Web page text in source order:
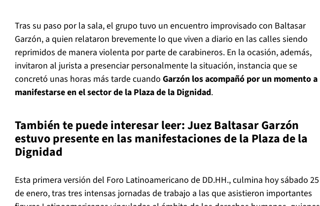
Tras su paso por la sala, el grupo tuvo un encuentro improvisado con Baltasar
Garzón, a quien relataron brevemente lo que viven a diario en las calles siendo
reprimidos de manera violenta por parte de carabineros. En la ocasión, además,
invitaron al jurista a presenciar personalmente la situación, instancia que se
concretó unas horas más tarde cuando Garzón los acompañó por un momento a
manifestarse en el sector de la Plaza de la Dignidad.
También te puede interesar leer:Juez Baltasar Garzón
estuvo presente en las manifestaciones de la Plaza de la
Dignidad
Esta primera versión del Foro Latinoamericano de DD.HH., culmina hoy sábado 25
de enero, tras tres intensas jornadas de trabajo a las que asistieron importantes